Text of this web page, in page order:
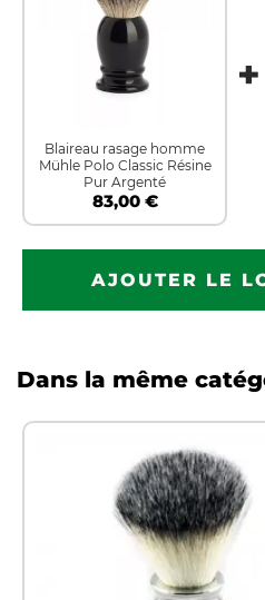
Blaireau rasage homme
Mühle Polo Classic Résine
Pur Argenté
83,00 €
AJOUTER LE
Dans la même